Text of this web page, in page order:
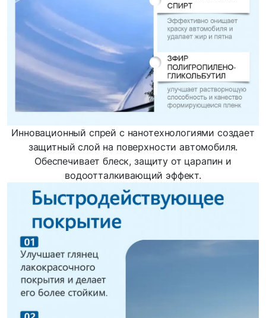
Инновационный спрей с нанотехнологиями создает
защитный слой на поверхности автомобиля.
Обеспечивает блеск, защиту от царапин и
водоотталкивающий эффект.